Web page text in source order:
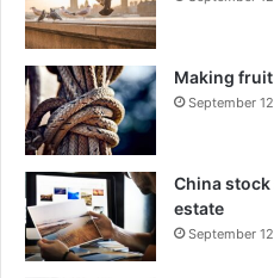
Making
September
China
estate
September